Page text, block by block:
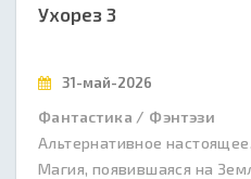
Ухорез 3
31-май-2026
Фантастика / Фэнтэзи
Альтернативное
Магия, появившаяся на